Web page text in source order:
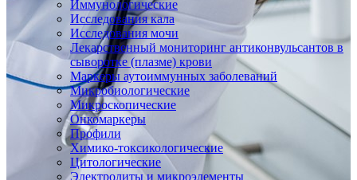
Иммунологические
Исследования кала
Исследования мочи
Лекарственный мониторинг антиконвульсантов в
сыворотке (плазме) крови
Маркеры аутоиммунных заболеваний
Микробиологические
Микроскопические
Онкомаркеры
Профили
Химико-токсикологические
Цитологические
Электролиты и микроэлементы